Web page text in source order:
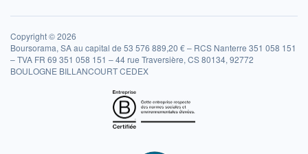
Copyright © 2026
Boursorama, SA au capital de 53 576 889,20 € – RCS Nanterre 351 058 151
– TVA FR 69 351 058 151 – 44 rue Traversière, CS 80134, 92772
BOULOGNE BILLANCOURT CEDEX